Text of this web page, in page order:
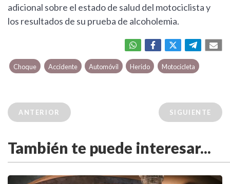
adicional sobre el estado de salud del motociclista y
los resultados de su prueba de alcoholemia.
Choque Accidente Automóvil Herido Motocicleta
ANTERIOR SIGUIENTE
También te puede interesar...